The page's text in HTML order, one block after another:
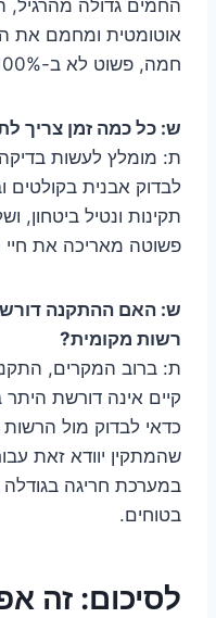
החמים גדולה מהרגיל,
אוטומטית ומחמם את
חמה, פשוט לא ב-100% מהשמש.
ש: כל כמה זמן צריך
ת: מומלץ לעשות
לבדוק אבנית בקולטים
תקינות ונטיל ביטחון,
פשוטה מאריכה את
ש: האם ההתקנה
רשות מקומית?
ת: ברוב המקרים,
קיים אינה דורשת
כדאי לבדוק מול
שהמתקין יוודא זאת
במערכת חריגה בגודלה
בטוחים.
לסיכום: זה